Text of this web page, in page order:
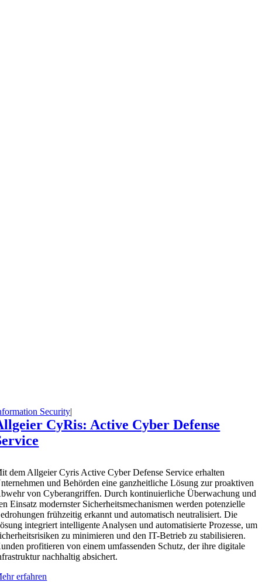
Security|
CyRis: Active Cyber Defense
it dem Allgeier Cyris Active Cyber Defense Service erhalten
und Behörden eine ganzheitliche Lösung zur proaktiven
von Cyberangriffen. Durch kontinuierliche Überwachung und
Einsatz modernster Sicherheitsmechanismen werden potenzielle
frühzeitig erkannt und automatisch neutralisiert. Die
integriert intelligente Analysen und automatisierte Prozesse, um
zu minimieren und den IT-Betrieb zu stabilisieren.
profitieren von einem umfassenden Schutz, der ihre digitale
nachhaltig absichert.
erfahren